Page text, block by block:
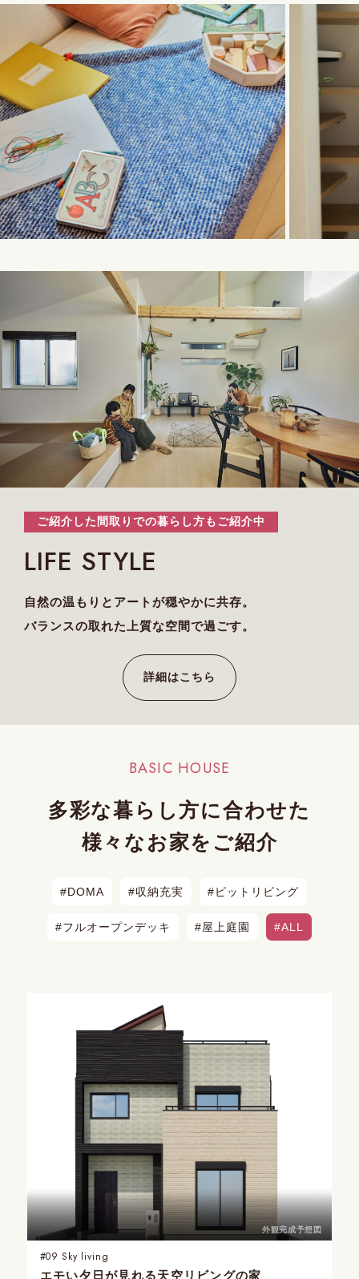
ご紹介した間取りでの暮らし方もご紹介中
LIFE STYLE
自然の温もりとアートが穏やかに共存。
バランスの取れた上質な空間で過ごす。
詳細はこちら
BASIC HOUSE
多彩な暮らし方に合わせた
様々なお家を ご紹介
DOMA 収納充実 ピットリビング
フルオープンデッキ 屋上庭園 ALL
外観完成予想図
#09 Sky living
エモい夕日が見れる天空リビングの家
片付き、急なお客様や家族が帰ってきても気持ちよ
くお出迎えできます。